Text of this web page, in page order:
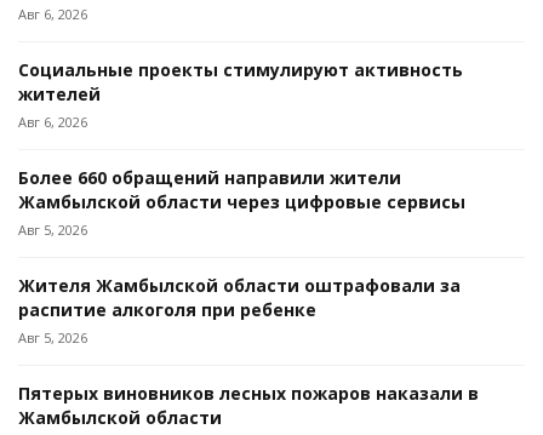
Авг 6, 2026
Социальные проекты стимулируют активность
жителей
Авг 6, 2026
Более 660 обращений направили жители
Жамбылской области через цифровые сервисы
Авг 5, 2026
Жителя Жамбылской области оштрафовали за
распитие алкоголя при ребенке
Авг 5, 2026
Пятерых виновников лесных пожаров наказали в
Жамбылской области